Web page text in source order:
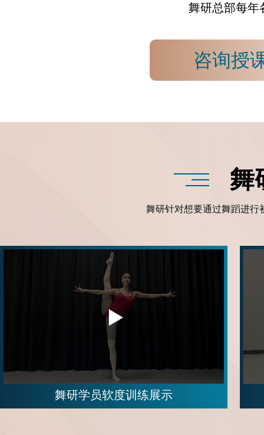
舞研总部每年
咨询授
舞
舞研针对想要通过舞蹈进行
舞研学员软度训练展示